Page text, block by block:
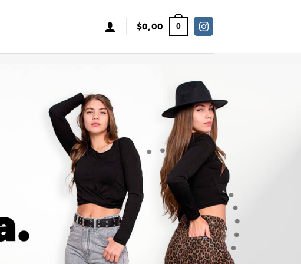
$0,00 0